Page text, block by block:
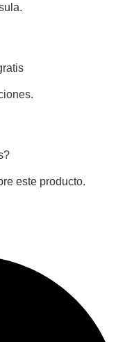
este producto.